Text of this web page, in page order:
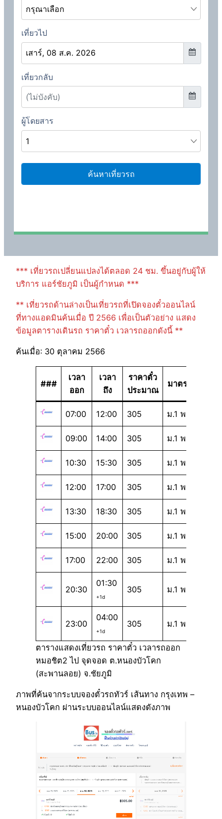
*** เที่ยวรถเปลี่ยนแปลงได้ตลอด 24 ชม. ขึ้นอยู่กับผู้ให้
บริการ แอร์ชัยภูมิ เป็นผู้กำหนด ***
** เที่ยวรถด้านล่างเป็นเที่ยวรถที่เปิดจองตั๋วออนไลน์
ที่ทางแอดมินค้นเมื่อ ปี 2566 เพื่อเป็นตัวอย่าง แสดง
ข้อมูลตารางเดินรถ ราคาตั๋ว เวลารถออกดังนี้ **
ค้นเมื่อ: 30 ตุลาคม 2566
###
เวลา
ออก
เวลา
ถึง
ราคาตั๋ว
ประมาณ
มาตรฐาน
07:00 12:00 305 ม.1 พ
09:00 14:00 305 ม.1 พ
10:30 15:30 305 ม.1 พ
12:00 17:00 305 ม.1 พ
13:30 18:30 305 ม.1 พ
15:00 20:00 305 ม.1 พ
17:00 22:00 305 ม.1 พ
20:30
01:30
+1d
305 ม.1 พ
23:00
04:00
+1d
305 ม.1 พ
ตารางแสดงเที่ยวรถ ราคาตั๋ว เวลารถออก
หมอชิต2 ไป จุดจอด ต.หนองบัวโคก
(สะพานลอย) จ.ชัยภูมิ
ภาพที่ค้นจากระบบจองตั๋วรถทัวร์ เส้นทาง กรุงเทพ –
หนองบัวโคก ผ่านระบบออนไลน์แสดงดังภาพ